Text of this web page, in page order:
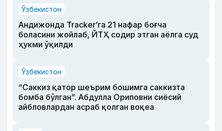
Ўзбекистон
Андижонда Tracker’га 21 нафар боғча
боласини жойлаб, ЙТҲ содир этган аёлга суд
ҳукми ўқилди
Ўзбекистон
“Саккиз қатор шеърим бошимга саккизта
бомба бўлган”. Абдулла Ориповни сиёсий
айбловлардан асраб қолган воқеа